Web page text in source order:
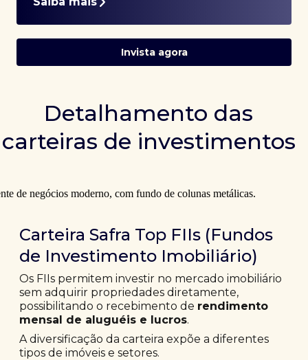
Invista agora
Detalhamento das
carteiras de investimentos
Carteira Safra Top FIIs (Fundos
de Investimento Imobiliário)
Os FIIs permitem investir no mercado imobiliário
sem adquirir propriedades diretamente,
possibilitando o recebimento de rendimento
mensal de aluguéis e lucros.
A diversificação da carteira expõe a diferentes
tipos de imóveis e setores.